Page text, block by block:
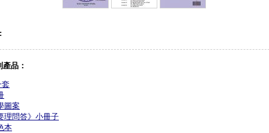
品：
套
圖案
理問答》小冊子
本